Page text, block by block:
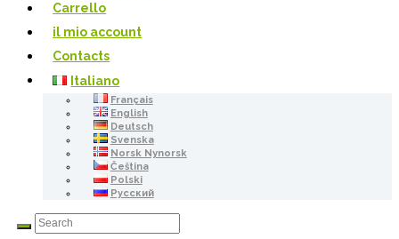
Carrello
il mio account
Contacts
Italiano
Français
English
Deutsch
Svenska
Norsk Nynorsk
Čeština
Polski
Русский